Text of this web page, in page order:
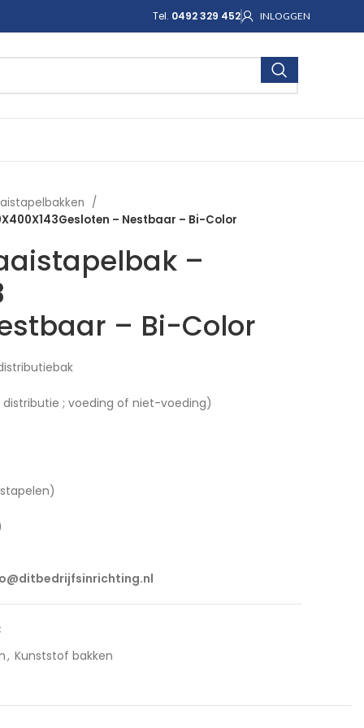
Tel. 0492 329 452 INLOGGEN
– Nestbaar – Bi-Color
–
– Bi-Color
; voeding of niet-voeding)
, Kunststof bakken